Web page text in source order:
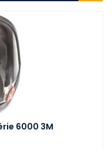
6000 3M